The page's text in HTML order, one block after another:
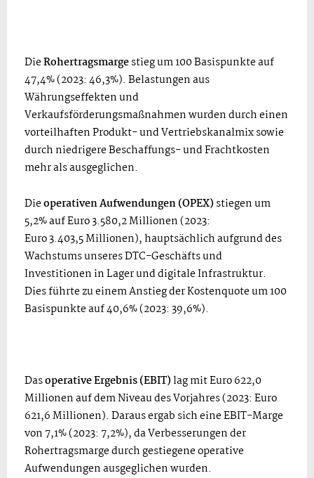
DieRohertragsmargestieg um 100 Basispunkte auf
47,4% (2023: 46,3%). Belastungen aus
Währungseffekten und
Verkaufsförderungsmaßnahmen wurden durch einen
vorteilhaften Produkt- und Vertriebskanalmix sowie
durch niedrigere Beschaffungs- und Frachtkosten
mehr als ausgeglichen.
Dieoperativen Aufwendungen (OPEX)stiegen um
5,2% auf Euro 3.580,2 Millionen (2023:
Euro 3.403,5 Millionen), hauptsächlich aufgrund des
Wachstums unseres DTC-Geschäfts und
Investitionen in Lager und digitale Infrastruktur.
Dies führte zu einem Anstieg der Kostenquote um 100
Basispunkte auf 40,6% (2023: 39,6%).
Dasoperative Ergebnis (EBIT)lag mit Euro 622,0
Millionen auf dem Niveau des Vorjahres (2023: Euro
621,6 Millionen). Daraus ergab sich eine EBIT-Marge
von 7,1% (2023: 7,2%), da Verbesserungen der
Rohertragsmarge durch gestiegene operative
Aufwendungen ausgeglichen wurden.